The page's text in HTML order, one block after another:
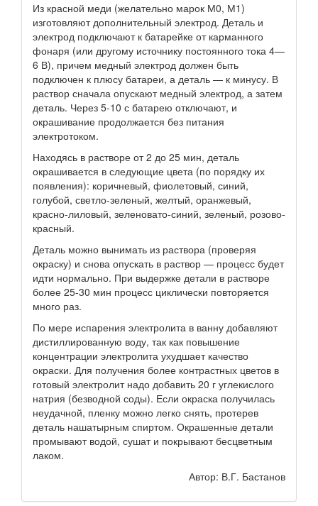
Из красной меди (желательно марок М0, М1)
изготовляют дополнительный электрод. Деталь и
электрод подключают к батарейке от карманного
фонаря (или другому источнику постоянного тока 4—
6 В), причем медный электрод должен быть
подключен к плюсу батареи, а деталь — к минусу. В
раствор сначала опускают медный электрод, а затем
деталь. Через 5-10 с батарею отключают, и
окрашивание продолжается без питания
электротоком.
Находясь в растворе от 2 до 25 мин, деталь
окрашивается в следующие цвета (по порядку их
появления): коричневый, фиолетовый, синий,
голубой, светло-зеленый, желтый, оранжевый,
красно-лиловый, зеленовато-синий, зеленый, розово-
красный.
Деталь можно вынимать из раствора (проверяя
окраску) и снова опускать в раствор — процесс будет
идти нормально. При выдержке детали в растворе
более 25-30 мин процесс циклически повторяется
много раз.
По мере испарения электролита в ванну добавляют
дистиллированную воду, так как повышение
концентрации электролита ухудшает качество
окраски. Для получения более контрастных цветов в
готовый электролит надо добавить 20 г углекислого
натрия (безводной соды). Если окраска получилась
неудачной, пленку можно легко снять, протерев
деталь нашатырным спиртом. Окрашенные детали
промывают водой, сушат и покрывают бесцветным
лаком.
Автор: В.Г. Бастанов